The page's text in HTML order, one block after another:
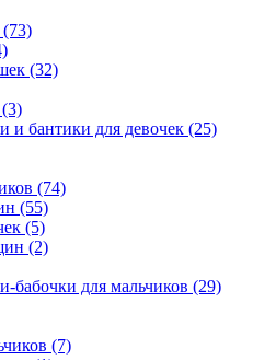
(73)
(32)
и бантики для девочек (25)
(74)
(55)
(5)
(2)
бабочки для мальчиков (29)
(7)